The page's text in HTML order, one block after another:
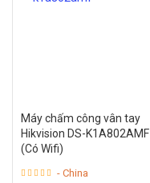
Máy chấm công vân tay
Hikvision DS-K1A802AMF
(Có Wifi)
- China